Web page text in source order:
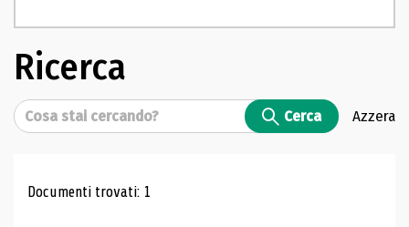
Ricerca
Cerca Cerca Azzera
Risultati di ricerca
Documenti trovati: 1